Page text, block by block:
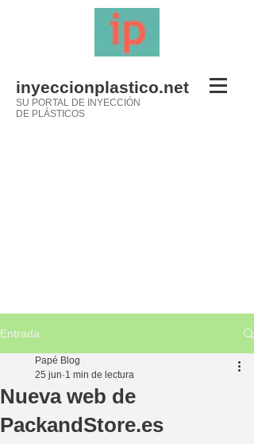
inyeccionplastico.net
SU PORTAL DE INYECCIÓN
DE PLÁSTICOS
Entrada
Nueva web de
PackandStore.es
Papé Blog
25 jun 1 min de lectura